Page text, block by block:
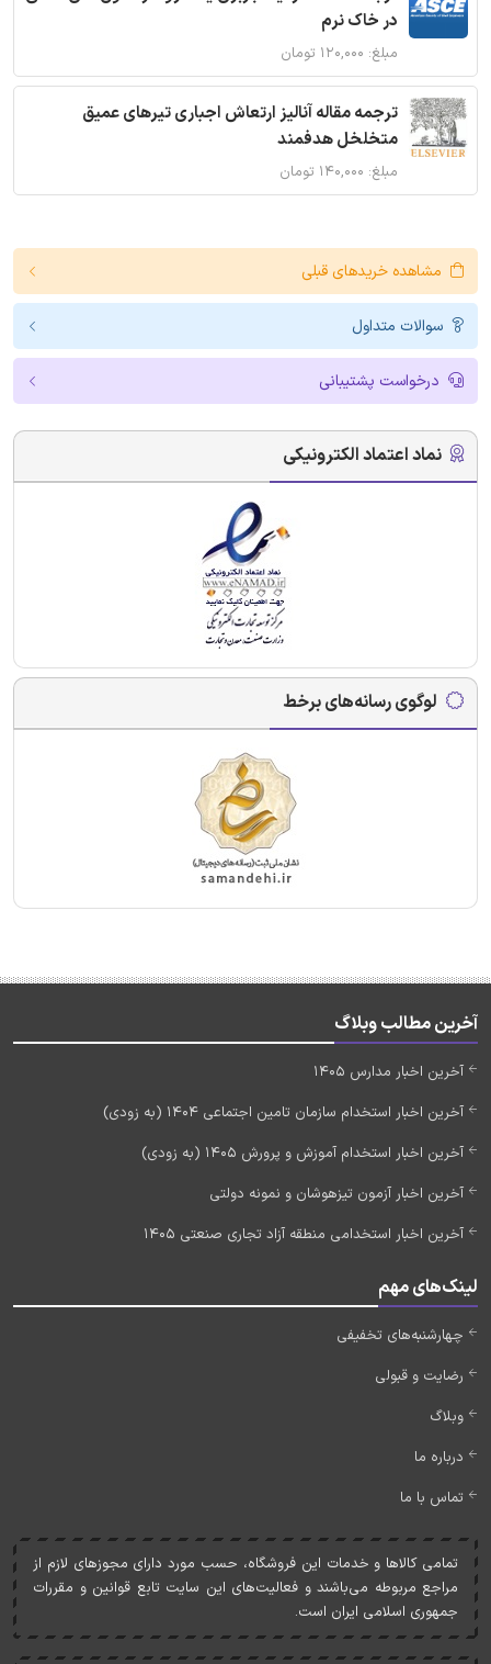
در خاک نرم
مبلغ: ۱۲۰,۰۰۰ تومان
ترجمه مقاله آنالیز ارتعاش اجباری تیرهای عمیق
متخلخل هدفمند
مبلغ: ۱۴۰,۰۰۰ تومان
مشاهده خریدهای قبلی
سوالات متداول
درخواست پشتیبانی
نماد اعتماد الکترونیکی
لوگوی رسانه‌های برخط
آخرین مطالب وبلاگ
آخرین اخبار مدارس 1405
آخرین اخبار استخدام سازمان تامین اجتماعی 1404 (به زودی)
آخرین اخبار استخدام آموزش و پرورش 1405 (به زودی)
آخرین اخبار آزمون تیزهوشان و نمونه دولتی
آخرین اخبار استخدامی منطقه آزاد تجاری صنعتی 1405
لینک‌های مهم
چهارشنبه‌های تخفیفی
رضایت و قبولی
وبلاگ
درباره ما
تماس با ما
تمامی کالاها و خدمات اين فروشگاه، حسب مورد دارای مجوزهای لازم از
مراجع مربوطه می‌باشند و فعاليت‌های اين سايت تابع قوانين و مقررات
جمهوری اسلامی ايران است.